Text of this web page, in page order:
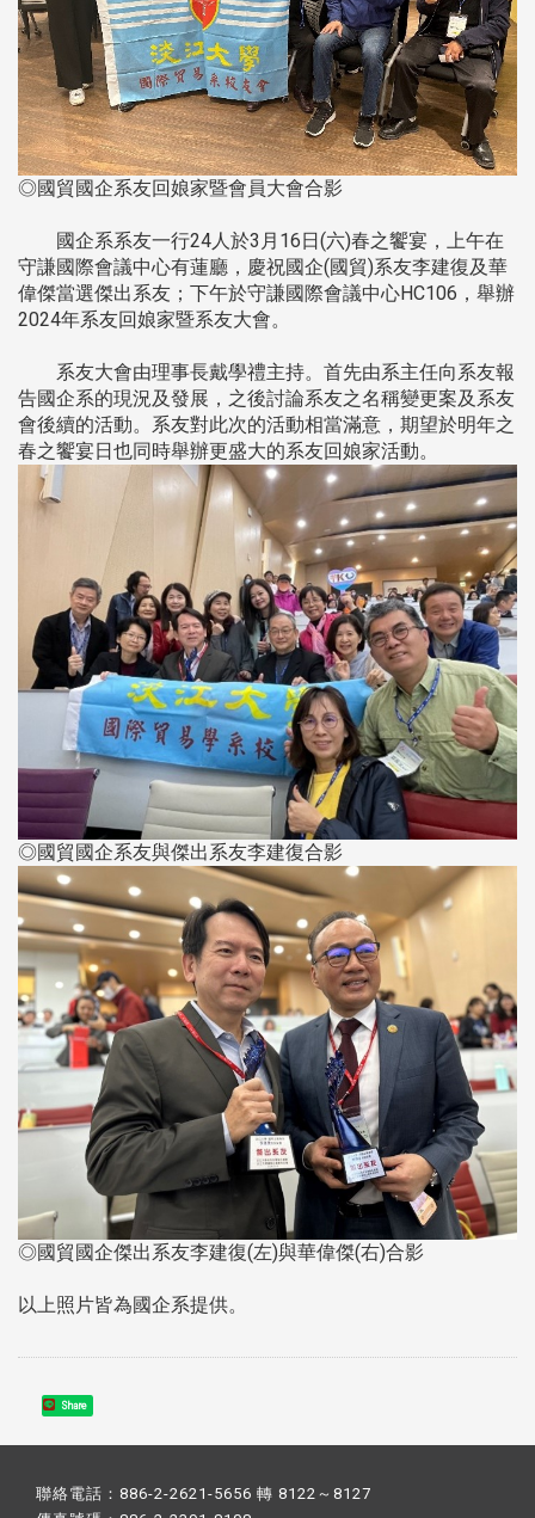
◎國貿國企系友回娘家暨會員大會合影
國企系系友一行24人於3月16日(六)春之饗宴，上午在
守謙國際會議中心有蓮廳，慶祝國企(國貿)系友李建復及華
偉傑當選傑出系友；下午於守謙國際會議中心HC106，舉辦
2024年系友回娘家暨系友大會。
系友大會由理事長戴學禮主持。首先由系主任向系友報
告國企系的現況及發展，之後討論系友之名稱變更案及系友
會後續的活動。系友對此次的活動相當滿意，期望於明年之
春之饗宴日也同時舉辦更盛大的系友回娘家活動。
◎國貿國企系友與傑出系友李建復合影
◎國貿國企傑出系友李建復(左)與華偉傑(右)合影
以上照片皆為國企系提供。
Share
聯絡電話：886-2-2621-5656 轉 8122～8127